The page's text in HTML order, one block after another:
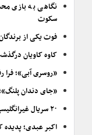
نگاهی به بازی
سکوت
فوت یکی از
کاوه کاویان
«روسری آبی»؛ فرا
«جای دندان
۲۰ سریال غیرانگلیسی‌زبان برگزیده سال‌های اخیر
اکبر عبدی؛ پدیده